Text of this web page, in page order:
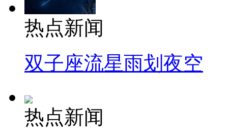
热点新闻
双子座流星雨划夜空
热点新闻